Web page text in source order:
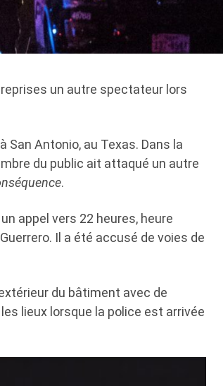
un autre spectateur lors
San Antonio, au Texas. Dans la
du public ait attaqué un autre
.
appel vers 22 heures, heure
Il a été accusé de voies de
du bâtiment avec de
lieux lorsque la police est arrivée